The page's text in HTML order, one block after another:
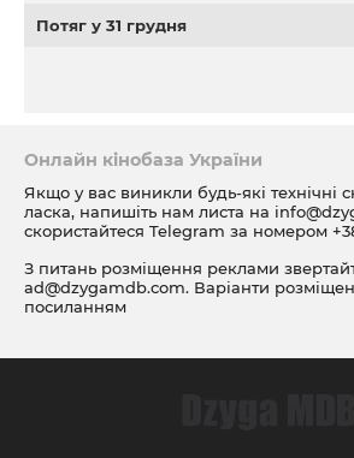
Потяг у 31 грудня
Онлайн кінобаза України
Якщо у вас виникли будь-які технічні
ласка, напишіть нам листа на
скористайтеся Telegram за номером
З питань розміщення реклами
ad@dzygamdb.com. Варіанти
посиланням